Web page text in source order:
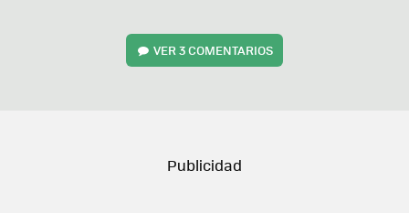
VER3 COMENTARIOS